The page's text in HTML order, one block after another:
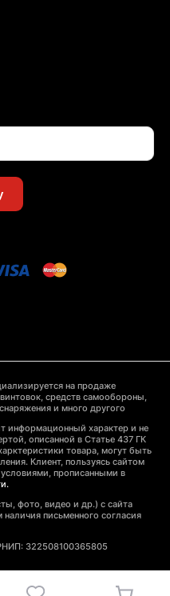
на продаже
средств самообороны,
и много другого
информационный характер и не
описанной в Статье 437 ГК
товара, могут быть
Клиент, пользуясь сайтом
прописанными в
фото, видео и др.) с сайта
письменного согласия
322508100365805